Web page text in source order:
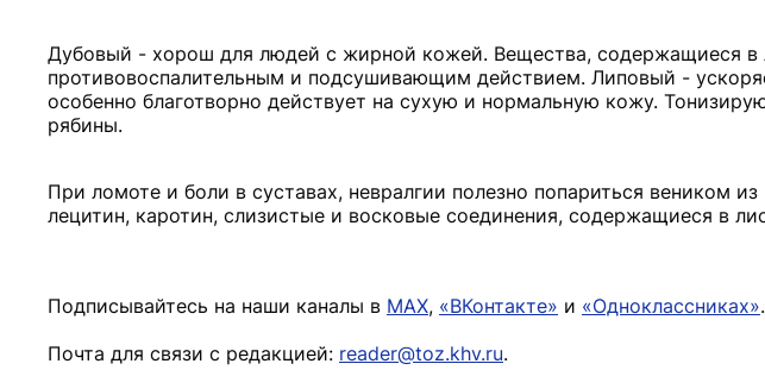
Дубовый - хорош для людей с жирной кожей. Вещества, содержащиеся в
противовоспалительным и подсушивающим действием. Липовый -
особенно благотворно действует на сухую и нормальную кожу.
рябины.
При ломоте и боли в суставах, невралгии полезно попариться веником
лецитин, каротин, слизистые и восковые соединения, содержащиеся в
Подписывайтесь на наши каналы в MAX, «ВКонтакте» и «Одноклассниках».
Почта для связи с редакцией: reader@toz.khv.ru.